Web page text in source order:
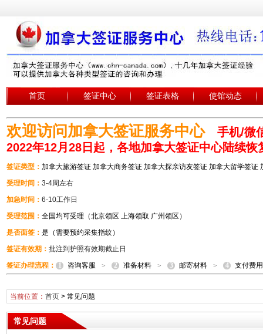
首页 签证中心 签证表格 使馆动态
欢迎访问加拿大签证服务中心
手机/微
2022年12月28日起，各地加拿大签证中心陆续恢
签证类型： 加拿大旅游签证 加拿大商务签证 加拿大探亲访友签证 加拿大留学签证
受理时间： 3-4周左右
加急时间： 6-10工作日
受理范围： 全国均可受理（北京领区 上海领取 广州领区）
是否面签： 是（需要预约采集指纹）
签证有效期： 批注到护照有效期截止日
签证办理流程： 1 咨询客服 > 2 准备材料 > 3 邮寄材料 > 4 支付费用
当前位置： 首页> 常见问题
常见问题